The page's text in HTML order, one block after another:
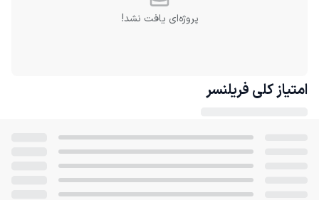
پروژه‌ای یافت نشد!
امتیاز کلی فریلنسر